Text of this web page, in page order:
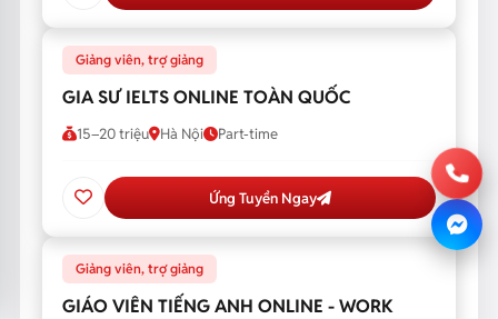
Giảng viên, trợ giảng
GIA SƯ IELTS ONLINE TOÀN QUỐC
15–20 triệu Hà Nội Part-time
Ứng Tuyển Ngay
Giảng viên, trợ giảng
GIÁO VIÊN TIẾNG ANH ONLINE - WORK